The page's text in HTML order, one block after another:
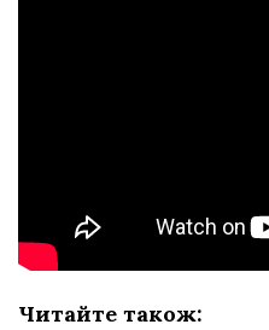
Читайте також: